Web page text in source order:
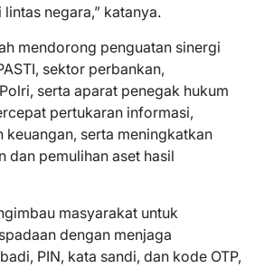
negara,” katanya.
mendorong penguatan sinergi
sektor perbankan,
serta aparat penegak hukum
pertukaran informasi,
keuangan, serta meningkatkan
dan pemulihan aset hasil
masyarakat untuk
dengan menjaga
PIN, kata sandi, dan kode OTP,